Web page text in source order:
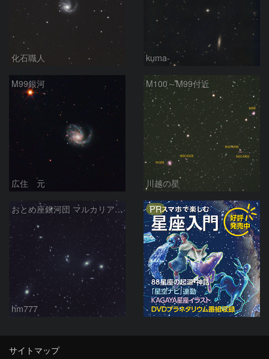
化石職人 kuma-
M99銀河
広住 元
M100～M99付近
川越の星
おとめ座銀河団 マルカリアンチェーン
hm777
PR
サイトマップ